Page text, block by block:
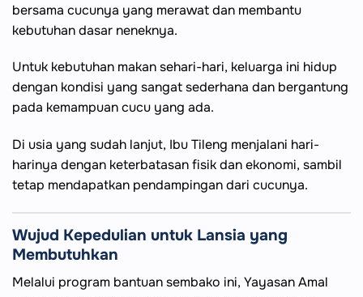
bersama cucunya yang merawat dan membantu
kebutuhan dasar neneknya.
Untuk kebutuhan makan sehari-hari, keluarga ini hidup
dengan kondisi yang sangat sederhana dan bergantung
pada kemampuan cucu yang ada.
Di usia yang sudah lanjut, Ibu Tileng menjalani hari-
harinya dengan keterbatasan fisik dan ekonomi, sambil
tetap mendapatkan pendampingan dari cucunya.
Wujud Kepedulian untuk Lansia yang
Membutuhkan
Melalui program bantuan sembako ini, Yayasan Amal